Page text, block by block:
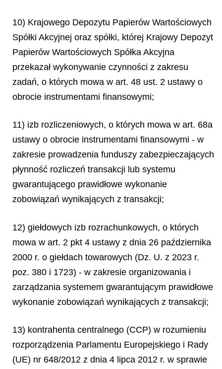
10) Krajowego Depozytu Papierów Wartościowych
Spółki Akcyjnej oraz spółki, której Krajowy Depozyt
Papierów Wartościowych Spółka Akcyjna
przekazał wykonywanie czynności z zakresu
zadań, o których mowa w art. 48 ust. 2 ustawy o
obrocie instrumentami finansowymi;
11) izb rozliczeniowych, o których mowa w art. 68a
ustawy o obrocie instrumentami finansowymi - w
zakresie prowadzenia funduszy zabezpieczających
płynność rozliczeń transakcji lub systemu
gwarantującego prawidłowe wykonanie
zobowiązań wynikających z transakcji;
12) giełdowych izb rozrachunkowych, o których
mowa w art. 2 pkt 4 ustawy z dnia 26 października
2000 r. o giełdach towarowych (Dz. U. z 2023 r.
poz. 380 i 1723) - w zakresie organizowania i
zarządzania systemem gwarantującym prawidłowe
wykonanie zobowiązań wynikających z transakcji;
13) kontrahenta centralnego (CCP) w rozumieniu
rozporządzenia Parlamentu Europejskiego i Rady
(UE) nr 648/2012 z dnia 4 lipca 2012 r. w sprawie